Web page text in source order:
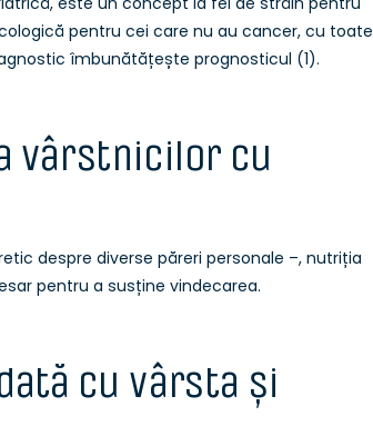
pentru cei care nu au cancer, cu toate
îmbunătățește prognosticul (1).
vârstnicilor cu
despre diverse păreri personale –, nutriția
pentru a susține vindecarea.
cu vârsta și